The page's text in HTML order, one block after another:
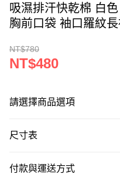
吸濕排汗快乾棉 白
胸前口袋 袖口羅紋
NT$780
NT$480
請選擇商品選項
尺寸表
付款與運送方式